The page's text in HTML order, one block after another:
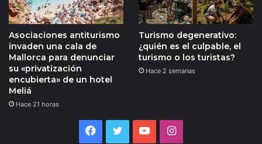
Asociaciones antiturismo
invaden una cala de
Mallorca para denunciar
su «privatización
encubierta» de un hotel
Meliá
Hace 21 horas
Turismo degenerativo:
¿quién es el culpable, el
turismo o los turistas?
Hace 2 semanas
Facebook
TwitterYouTubeInstagram